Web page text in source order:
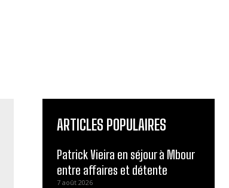
ARTICLES POPULAIRES
Patrick Vieira en séjour à Mbour
entre affaires et détente
7 août 2026